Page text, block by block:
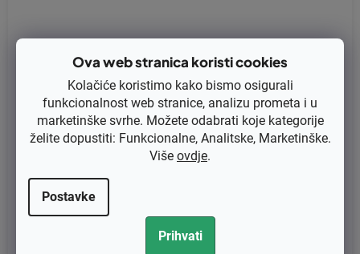
Ova web stranica koristi cookies
Kolačiće koristimo kako bismo osigurali
funkcionalnost web stranice, analizu prometa i u
marketinške svrhe. Možete odabrati koje kategorije
želite dopustiti: Funkcionalne, Analitske, Marketinške.
Više ovdje.
Postavke
Prihvati
Regulator napona Briggs 16 AMP, zamjenjuje original 493219, 30